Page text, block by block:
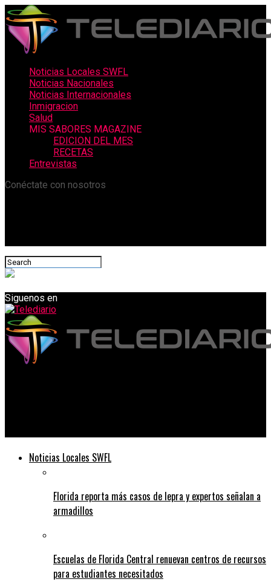
Noticias Locales SWFL
Noticias Nacionales
Noticias Internacionales
Inmigracion
Salud
MIS SABORES MAGAZINE
EDICION DEL MES
RECETAS
Entrevistas
Conéctate con nosotros
Siguenos en
Noticias Locales SWFL
Florida reporta más casos de lepra y expertos señalan a
armadillos
Escuelas de Florida Central renuevan centros de recursos
para estudiantes necesitados